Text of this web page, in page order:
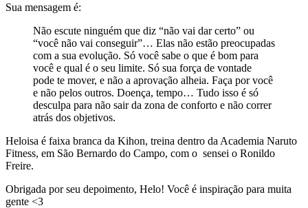
Sua mensagem é:
Não escute ninguém que diz “não vai dar certo” ou
“você não vai conseguir”… Elas não estão preocupadas
com a sua evolução. Só você sabe o que é bom para
você e qual é o seu limite. Só sua força de vontade
pode te mover, e não a aprovação alheia. Faça por você
e não pelos outros. Doença, tempo… Tudo isso é só
desculpa para não sair da zona de conforto e não correr
atrás dos objetivos.
Heloisa é faixa branca da Kihon, treina dentro da Academia Naruto
Fitness, em São Bernardo do Campo, com o sensei o Ronildo
Freire.
Obrigada por seu depoimento, Helo! Você é inspiração para muita
gente <3